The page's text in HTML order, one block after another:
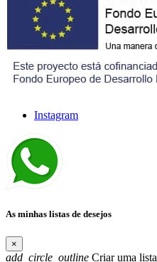
Instagram
As minhas listas de desejos
×
add_circle_outline Criar uma lista